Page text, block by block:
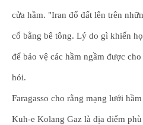
cửa hầm. "Iran đổ đất lên trên
cố bằng bê tông. Lý do gì khiến
để bảo vệ các hầm ngầm được
hỏi.
Faragasso cho rằng mạng lưới
Kuh-e Kolang Gaz là địa điểm